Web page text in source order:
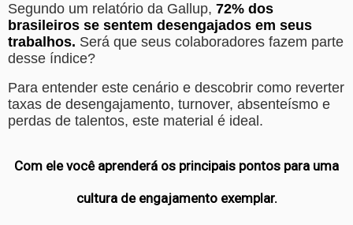
Segundo um relatório da Gallup, 72% dos
brasileiros se sentem desengajados em seus
trabalhos. Será que seus colaboradores fazem parte
desse índice?
Para entender este cenário e descobrir como reverter
taxas de desengajamento, turnover, absenteísmo e
perdas de talentos, este material é ideal.
Com ele você aprenderá os principais pontos para uma
cultura de engajamento exemplar.